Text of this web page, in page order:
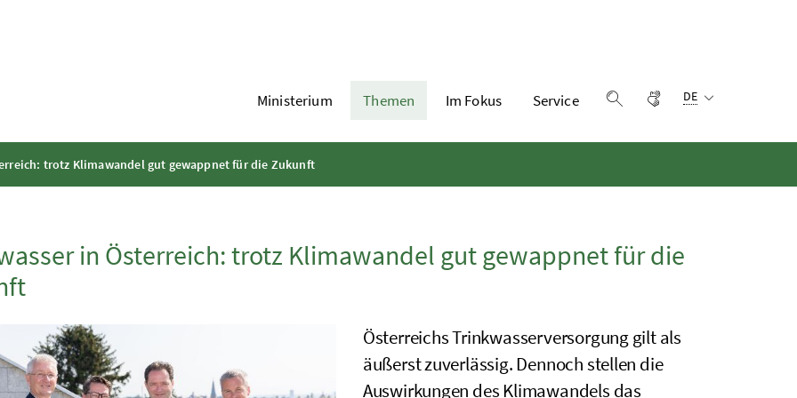
Ministerium Themen Im Fokus
Service
Gebärdensprache
DE
trotz Klimawandel gut gewappnet für die Zukunft
in Österreich: trotz Klimawandel gut gewappnet für die
Österreichs Trinkwasserversorgung gilt als
äußerst zuverlässig. Dennoch stellen die
Auswirkungen des Klimawandels das